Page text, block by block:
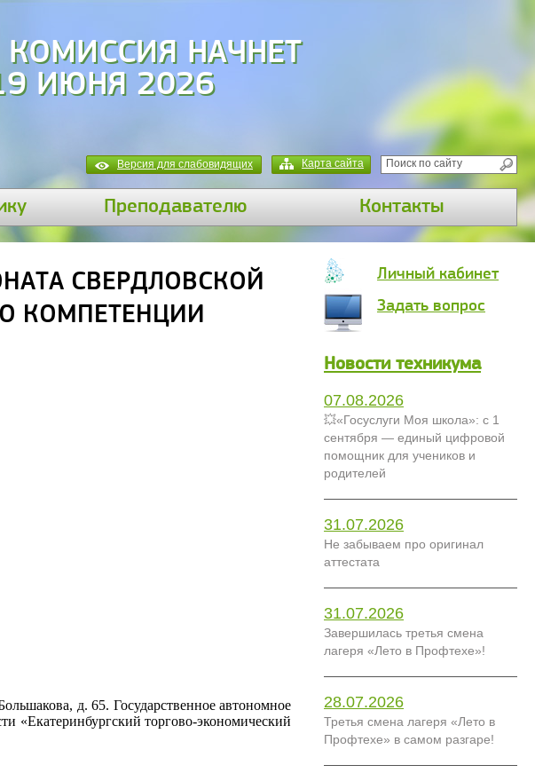
НАЧНЕТ
ИЮНЯ 2026
Карта сайта
Версия для слабовидящих
Преподавателю Контакты
СВЕРДЛОВСКОЙ
КОМПЕТЕНЦИИ
д. 65. Государственное автономное
«Екатеринбургский торгово-экономический
Личный кабинет
Задать вопрос
Новости техникума
07.08.2026
💥«Госуслуги Моя школа»: с 1
сентября — единый цифровой
помощник для учеников и
родителей
31.07.2026
Не забываем про оригинал
аттестата
31.07.2026
Завершилась третья смена
лагеря «Лето в Профтехе»!
28.07.2026
Третья смена лагеря «Лето в
Профтехе» в самом разгаре!